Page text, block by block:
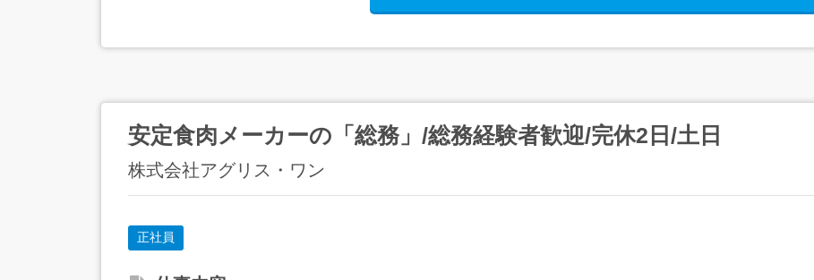
安定食肉メーカーの「総務」/総務経験者歓迎/完休2日/土日
株式会社アグリス・ワン
正社員